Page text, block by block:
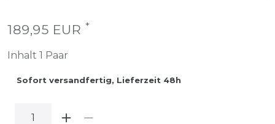
189,95 EUR *
Inhalt 1 Paar
Sofort versandfertig, Lieferzeit 48h